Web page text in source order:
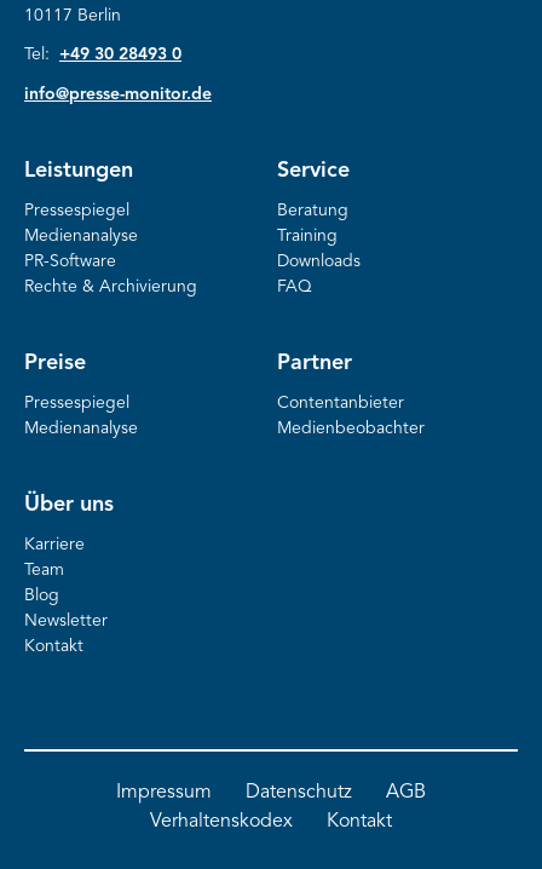
10117 Berlin
Tel: +49 30 28493 0
info@presse-monitor.de
Leistungen
Pressespiegel
Medienanalyse
PR-Software
Rechte & Archivierung
Service
Beratung
Training
Downloads
FAQ
Preise
Pressespiegel
Medienanalyse
Partner
Contentanbieter
Medienbeobachter
Über uns
Karriere
Team
Blog
Newsletter
Kontakt
Impressum Datenschutz
AGB
Verhaltenskodex
Kontakt